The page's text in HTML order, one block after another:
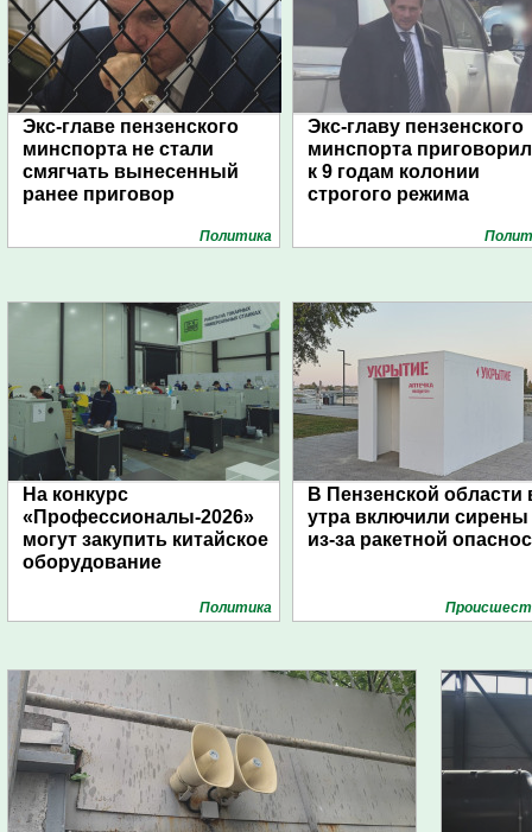
Экс-главе пензенского
минспорта не стали
смягчать вынесенный
ранее приговор
Политика
Экс-главу пензенского
минспорта
к 9 годам колонии
строгого режима
На конкурс
«Профессионалы-2026»
могут закупить китайское
оборудование
Политика
В Пензенской области
утра включили сирены
из-за ракетной